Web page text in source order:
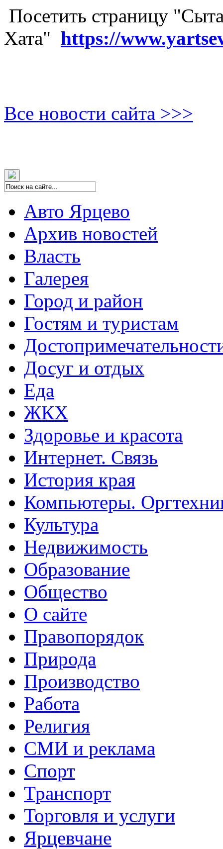
Посетить страницу
Хата" https://
Все новости сайта >>>
Авто Ярцево
Архив новостей
Власть
Галерея
Город и район
Гостям и туристам
Досуг и отдых
Еда
ЖКХ
Здоровье и красота
Интернет. Связь
История края
Компьютеры.
Культура
Недвижимость
Образование
Общество
О сайте
Правопорядок
Природа
Производство
Работа
Религия
СМИ и реклама
Спорт
Транспорт
Торговля и услуги
Ярцевчане